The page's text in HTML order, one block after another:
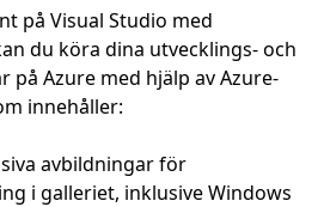
på Visual Studio med
du köra dina utvecklings- och
på Azure med hjälp av Azure-
innehåller:
avbildningar för
i galleriet, inklusive Windows